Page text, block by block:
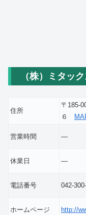
（株）ミタッ
住所
〒185-
６
営業時間 ―
休業日 ―
電話番号 042-
ホームページ http://